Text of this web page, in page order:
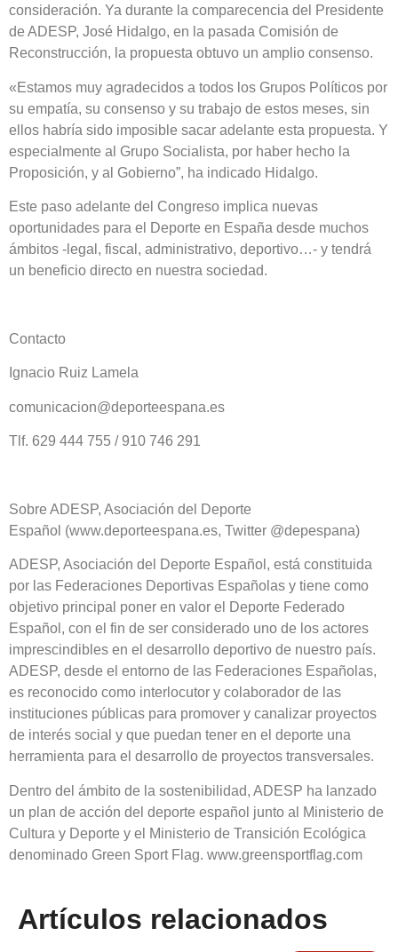
consideración. Ya durante la comparecencia del Presidente
de ADESP, José Hidalgo, en la pasada Comisión de
Reconstrucción, la propuesta obtuvo un amplio consenso.
«Estamos muy agradecidos a todos los Grupos Políticos por
su empatía, su consenso y su trabajo de estos meses, sin
ellos habría sido imposible sacar adelante esta propuesta. Y
especialmente al Grupo Socialista, por haber hecho la
Proposición, y al Gobierno”, ha indicado Hidalgo.
Este paso adelante del Congreso implica nuevas
oportunidades para el Deporte en España desde muchos
ámbitos -legal, fiscal, administrativo, deportivo…- y tendrá
un beneficio directo en nuestra sociedad.
Contacto
Ignacio Ruiz Lamela
comunicacion@deporteespana.es
Tlf. 629 444 755 / 910 746 291
Sobre ADESP, Asociación del Deporte
Español (www.deporteespana.es, Twitter @depespana)
ADESP, Asociación del Deporte Español, está constituida
por las Federaciones Deportivas Españolas y tiene como
objetivo principal poner en valor el Deporte Federado
Español, con el fin de ser considerado uno de los actores
imprescindibles en el desarrollo deportivo de nuestro país.
ADESP, desde el entorno de las Federaciones Españolas,
es reconocido como interlocutor y colaborador de las
instituciones públicas para promover y canalizar proyectos
de interés social y que puedan tener en el deporte una
herramienta para el desarrollo de proyectos transversales.
Dentro del ámbito de la sostenibilidad, ADESP ha lanzado
un plan de acción del deporte español junto al Ministerio de
Cultura y Deporte y el Ministerio de Transición Ecológica
denominado Green Sport Flag. www.greensportflag.com
Artículos relacionados